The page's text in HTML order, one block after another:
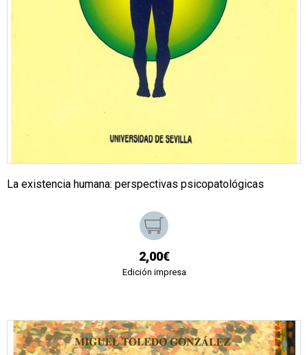
La existencia humana: perspectivas psicopatológicas
2,00€
Edición impresa